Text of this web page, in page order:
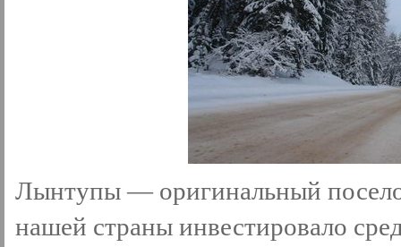
Лынтупы — оригинальный
нашей страны инвестировало